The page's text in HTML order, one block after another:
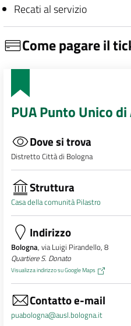
Recati al servizio
Come pagare il
PUA Punto Unico di
Dove si trova
Distretto Città di Bologna
Struttura
Casa della comunità Pilastro
Indirizzo
Bologna, via Luigi Pirandello, 8
Quartiere S. Donato
Visualizza indirizzo su Google Maps
Contatto e-mail
puabologna@ausl.bologna.it